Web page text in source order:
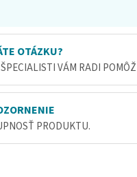
OTÁZKU?
VÁM RADI
PRODUKTU.